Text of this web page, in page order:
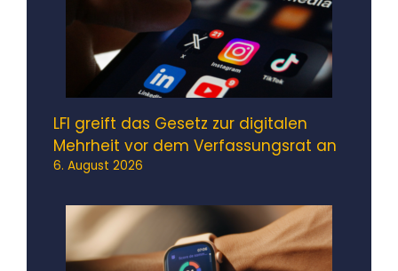
LFI greift das Gesetz zur digitalen
Mehrheit vor dem Verfassungsrat an
6. August 2026